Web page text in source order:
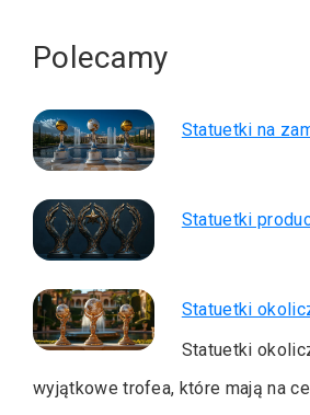
Polecamy
Statuetki na
Statuetki
Statuetki
Statuetki
wyjątkowe trofea, które mają na